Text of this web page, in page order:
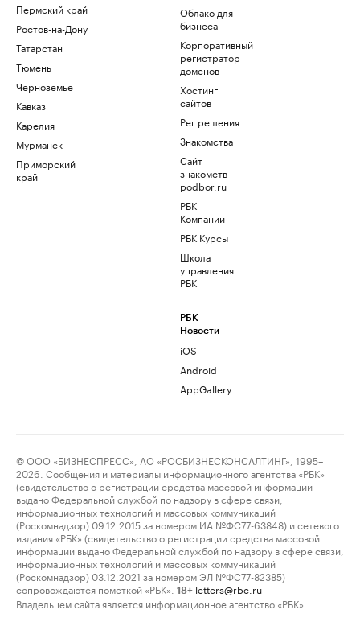
Пермский край
Ростов-на-Дону
Татарстан
Тюмень
Черноземье
Кавказ
Карелия
Мурманск
Приморский
край
Облако для
бизнеса
Корпоративный
регистратор
доменов
Хостинг
сайтов
Рег.решения
Знакомства
Сайт
знакомств
podbor.ru
РБК
Компании
РБК Курсы
Школа
управления
РБК
РБК
Новости
iOS
Android
AppGallery
© ООО «БИЗНЕСПРЕСС», АО «РОСБИЗНЕСКОНСАЛТИНГ», 1995–
2026. Сообщения и материалы информационного агентства «РБК»
(свидетельство о регистрации средства массовой информации
выдано Федеральной службой по надзору в сфере связи,
информационных технологий и массовых коммуникаций
(Роскомнадзор) 09.12.2015 за номером ИА №ФС77-63848) и сетевого
издания «РБК» (свидетельство о регистрации средства массовой
информации выдано Федеральной службой по надзору в сфере связи,
информационных технологий и массовых коммуникаций
(Роскомнадзор) 03.12.2021 за номером ЭЛ №ФС77-82385)
сопровождаются пометкой «РБК».
18+ letters@rbc.ru
Владельцем сайта является информационное агентство «РБК».